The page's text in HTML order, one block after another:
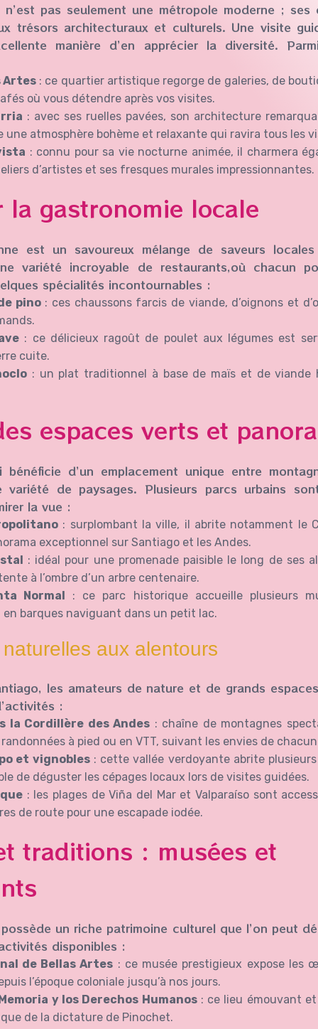
pas seulement une métropole moderne ; ses
trésors architecturaux et culturels. Une visite
manière d’en apprécier la diversité.
Artes: ce quartier artistique regorge de galeries, de
où vous détendre après vos visites.
: avec ses ruelles pavées, son architecture
une atmosphère bohème et relaxante qui ravira tous les
: connu pour sa vie nocturne animée, il charmera
d’artistes et ses fresques murales impressionnantes.
la gastronomie locale
est un savoureux mélange de saveurs
variété incroyable de restaurants,où chacun
spécialités incontournables :
pino: ces chaussons farcis de viande, d’oignons et
: ce délicieux ragoût de poulet aux légumes est
cuite.
: un plat traditionnel à base de maïs et de viande
espaces verts et
bénéficie d’un emplacement unique entre
variété de paysages. Plusieurs parcs urbains
la vue :
: surplombant la ville, il abrite notamment le
exceptionnel sur Santiago et les Andes.
: idéal pour une promenade paisible le long de ses
à l’ombre d’un arbre centenaire.
Normal : ce parc historique accueille plusieurs
barques naviguant dans un petit lac.
aux alentours
les amateurs de nature et de grands
:
la Cordillère des Andes : chaîne de montagnes
à pied ou en VTT, suivant les envies de
et vignobles: cette vallée verdoyante abrite
de déguster les cépages locaux lors de visites guidées.
: les plages de Viña del Mar et Valparaíso sont
de route pour une escapade iodée.
traditions : musées et
un riche patrimoine culturel que l’on peut
disponibles :
de Bellas Artes : ce musée prestigieux expose les
l’époque coloniale jusqu’à nos jours.
y los Derechos Humanos: ce lieu émouvant
de la dictature de Pinochet.